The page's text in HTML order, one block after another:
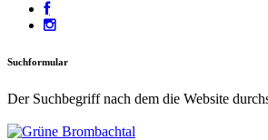
Suchformular
Der Suchbegriff nach dem die Website